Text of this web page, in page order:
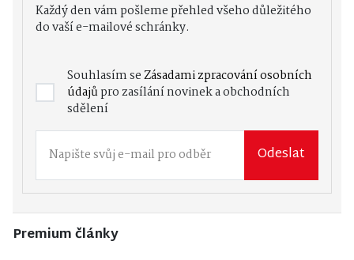
Každý den vám pošleme přehled všeho důležitého
do vaší e-mailové schránky.
Souhlasím seZásadami zpracování osobních
údajůpro zasílání novinek a obchodních
sdělení
Odeslat
Premium články